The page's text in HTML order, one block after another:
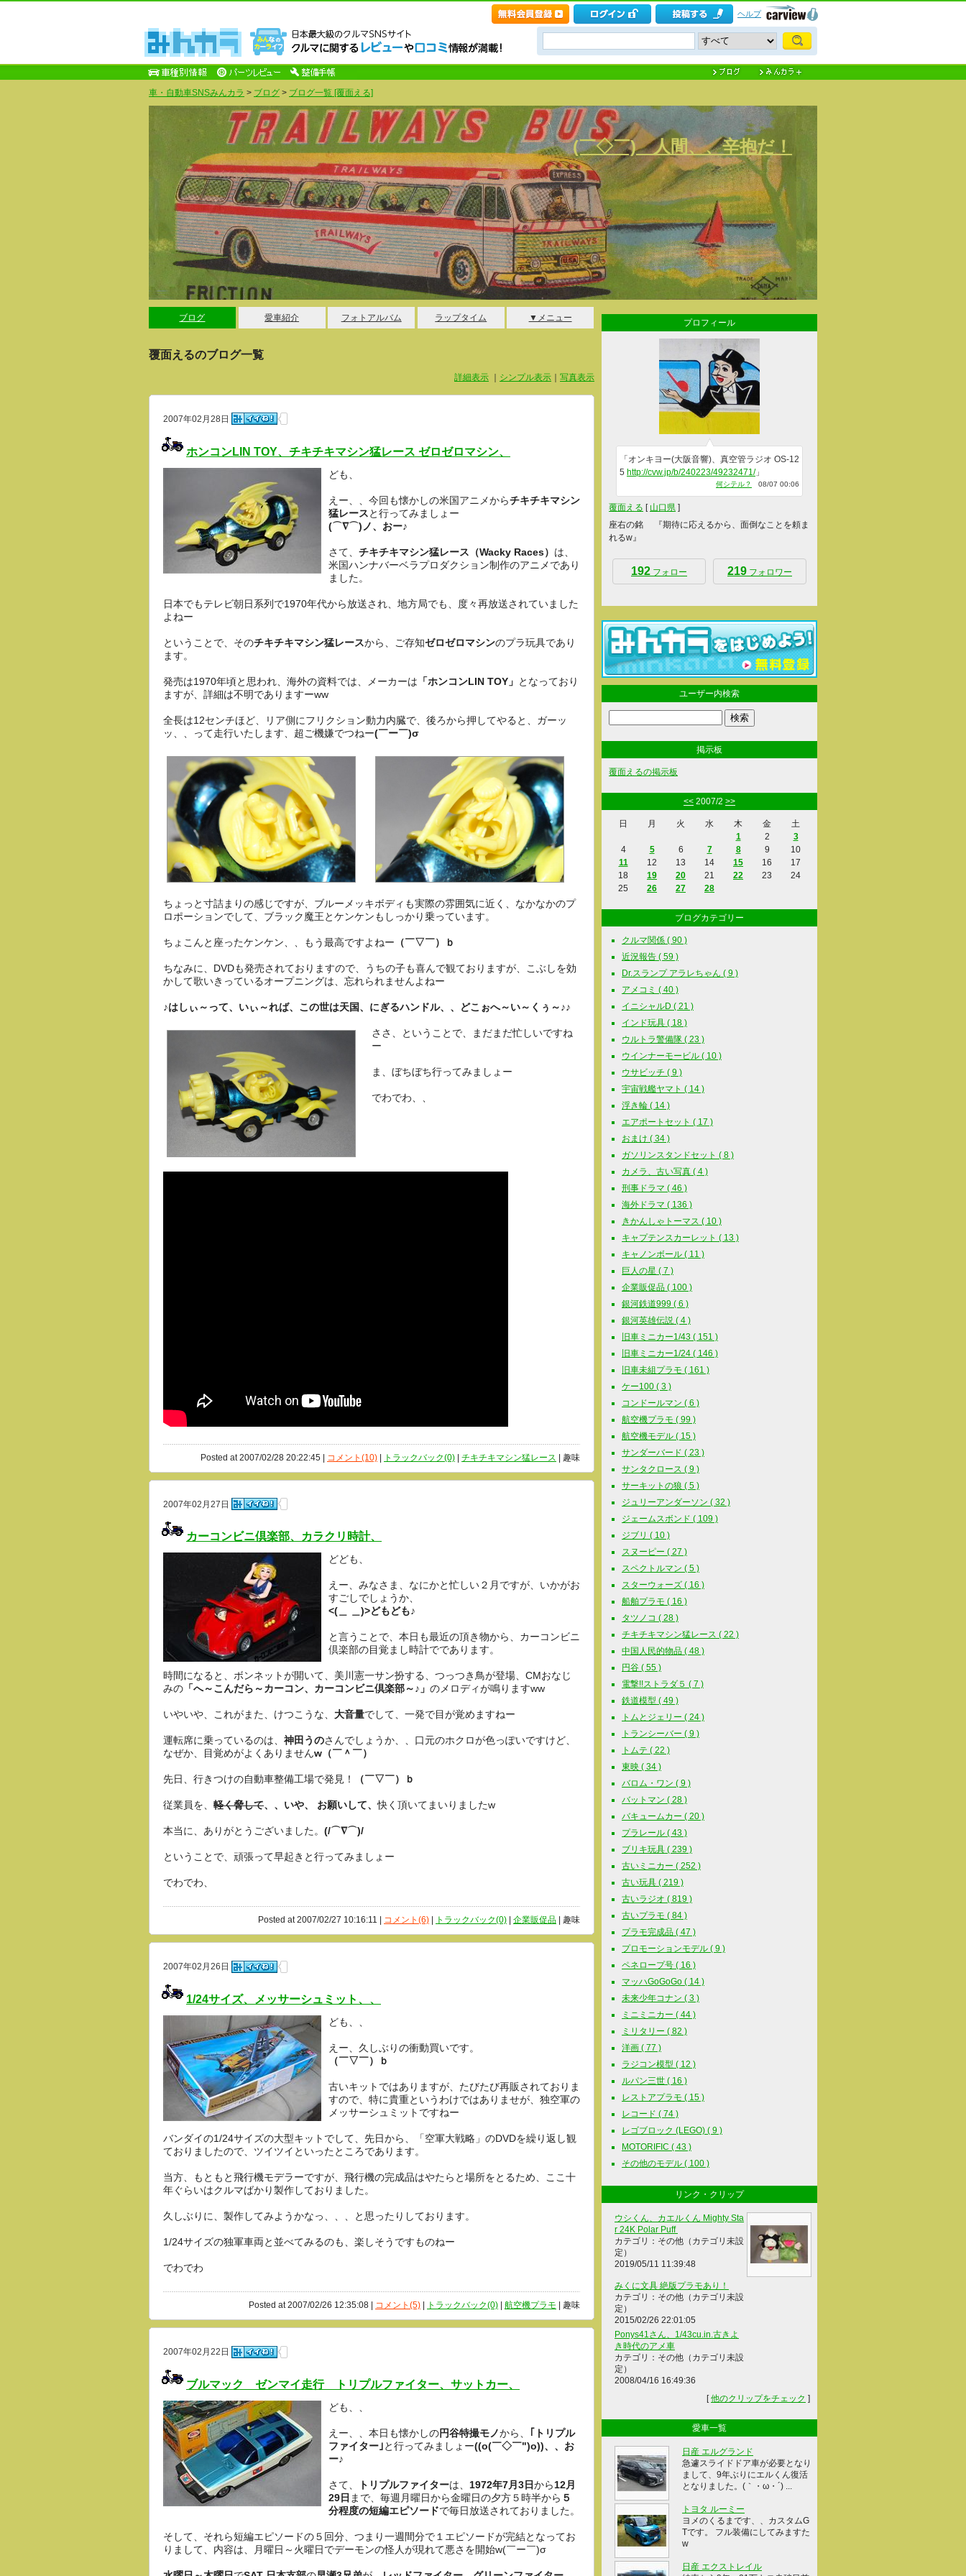
ヘルプ
車・自動車SNSみんカラ > ブログ > ブログ一覧 [覆面える]
(￣◇￣) 人間、、辛抱だ！
ブログ 愛車紹介 フォトアルバム ラップタイム ▼メニュー
覆面えるのブログ一覧
詳細表示 シンプル表示 写真表示
2007年02月28日
ホンコンLIN TOY、チキチキマシン猛レース ゼロゼロマシン、
ども、
えー、、今回も懐かしの米国アニメからチキチキマシン
猛レースと行ってみましょー
(⌒∇⌒)ノ、おー♪
さて、 チキチキマシン猛レース（Wacky Races） は、
米国ハンナバーベラプロダクション制作のアニメであり
ました。
日本でもテレビ朝日系列で1970年代から放送され、地方局でも、度々再放送されていました
よねー
ということで、そのチキチキマシン猛レースから、ご存知ゼロゼロマシンのプラ玩具であり
ます。
発売は1970年頃と思われ、海外の資料では、メーカーは 「ホンコンLIN TOY」 となっており
ますが、詳細は不明でありますーww
全長は12センチほど、リア側にフリクション動力内臓で、後ろから押してやると、ガーッ
ッ、、って走行いたします、超ご機嫌でつねー(￣ー￣)σ
ちょっと寸詰まりの感じですが、ブルーメッキボディも実際の雰囲気に近く、なかなかのプ
ロポーションでして、ブラック魔王とケンケンもしっかり乗っています。
ちょこんと座ったケンケン、、もう最高ですよねー （￣▽￣）ｂ
ちなみに、DVDも発売されておりますので、うちの子も喜んで観ておりますが、こぶしを効
かして歌いきっているオープニングは、忘れられませんよねー
♪はしぃ～って、いぃ～れば、この世は天国、にぎるハンドル、、どこぉへ～い～くぅ～♪♪
ささ、ということで、まだまだ忙しいですね
ー
ま、ぼちぼち行ってみましょー
でわでわ、、
Posted at 2007/02/28 20:22:45 | コメント(10) | トラックバック(0) | チキチキマシン猛レース | 趣味
2007年02月27日
カーコンビニ倶楽部、カラクリ時計、
どども、
えー、みなさま、なにかと忙しい２月ですが、いかがお
すごしでしょうか、
<(＿ ＿)>どもども♪
と言うことで、本日も最近の頂き物から、カーコンビニ
倶楽部の目覚まし時計でであります。
時間になると、ボンネットが開いて、美川憲一サン扮する、つっつき鳥が登場、CMおなじ
みの 「へ～こんだら～カーコン、カーコンビニ倶楽部～♪」 のメロディが鳴りますww
いやいや、これがまた、けつこうな、 大音量でして、一発で目が覚めますねー
運転席に乗っているのは、 神田うのさんでしょうか、、口元のホクロが色っぽいですけど、
なぜか、目覚めがよくありませんw（￣＾￣）
先日、行きつけの自動車整備工場で発見！ （￣▽￣）ｂ
従業員を、 軽く脅して、、いや、 お願いして、快く頂いてまいりましたw
本当に、ありがとうございました。 (/⌒∇⌒)/
ということで、頑張って早起きと行ってみましょー
でわでわ、
Posted at 2007/02/27 10:16:11 | コメント(6) トラックバック(0) 企業販促品 | 趣味
2007年02月26日
1/24サイズ、メッサーシュミット、、
ども、、
えー、久しぶりの衝動買いです。
（￣▽￣）ｂ
古いキットではありますが、たびたび再販されておりま
すので、特に貴重というわけではありませが、独空軍の
メッサーシュミットですねー
バンダイの1/24サイズの大型キットでして、先日から、「空軍大戦略」のDVDを繰り返し観
ておりましたので、ツイツイといったところであります。
当方、もともと飛行機モデラーですが、飛行機の完成品はやたらと場所をとるため、ここ十
年ぐらいはクルマばかり製作しておりました。
久しぶりに、製作してみようかなっ、、、と思ったりしております。
1/24サイズの独軍車両と並べてみるのも、楽しそうですものねー
でわでわ
Posted at 2007/02/26 12:35:08 | コメント(5) トラックバック(0) 航空機プラモ | 趣味
2007年02月22日
ブルマック ゼンマイ走行 トリプルファイター、サットカー、
ども、、
えー、、本日も懐かしの円谷特撮モノから、
｢トリプル
ファイター｣と行ってみましょー((o(￣◇￣")o))、、お
ー♪
さて、 トリプルファイターは、 1972年7月3日から12月
29日 まで、毎週月曜日から金曜日の夕方５時半から ５
分程度の短編エピソードで毎日放送されておりました。
そして、それら短編エピソードの５回分、つまり一週間分で１エピソードが完結となってお
りまして、内容は、月曜日～火曜日でデーモンの怪人が現れて悪さを開始w(￣ー￣)σ
プロフィール
「オンキヨー(大阪音響)、真空管ラジオ OS-12
5 http://cvw.jp/b/240223/49232471/」
何シテル？ 08/07 00:06
覆面える [ 山口県 ]
座右の銘 『期待に応えるから、面倒なことを頼ま
れるw』
192 フォロー 219 フォロワー
ユーザー内検索
掲示板
覆面えるの掲示板
<< 2007/2 >>
日 月 火 水 木 金
土
1
2
3
4
5 6 7 8 9
10
11
12 13 14 15 16
17
18
19 20 21 22 23
24
25
26 27 28
ブログカテゴリー
クルマ関係 ( 90 )
近況報告 ( 59 )
Dr.スランプ アラレちゃん ( 9 )
アメコミ ( 40 )
イニシャルD ( 21 )
インド玩具 ( 18 )
ウルトラ警備隊 ( 23 )
ウインナーモービル ( 10 )
ウサビッチ ( 9 )
宇宙戦艦ヤマト ( 14 )
浮き輪 ( 14 )
エアポートセット ( 17 )
おまけ ( 34 )
ガソリンスタンドセット ( 8 )
カメラ、古い写真 ( 4 )
刑事ドラマ ( 46 )
海外ドラマ ( 136 )
きかんしゃトーマス ( 10 )
キャプテンスカーレット ( 13 )
キャノンボール ( 11 )
巨人の星 ( 7 )
企業販促品 ( 100 )
銀河鉄道999 ( 6 )
銀河英雄伝説 ( 4 )
旧車ミニカー1/43 ( 151 )
旧車ミニカー1/24 ( 146 )
旧車未組プラモ ( 161 )
ケー100 ( 3 )
コンドールマン ( 6 )
航空機プラモ ( 99 )
航空機モデル ( 15 )
サンダーバード ( 23 )
サンタクロース ( 9 )
サーキットの狼 ( 5 )
ジュリーアンダーソン ( 32 )
ジェームスボンド ( 109 )
ジブリ ( 10 )
スヌーピー ( 27 )
スペクトルマン ( 5 )
スターウォーズ ( 16 )
船舶プラモ ( 16 )
タツノコ ( 28 )
チキチキマシン猛レース ( 22 )
中国人民的物品 ( 48 )
円谷 ( 55 )
電撃!!ストラダ５ ( 7 )
鉄道模型 ( 49 )
トムとジェリー ( 24 )
トランシーバー ( 9 )
トムテ ( 22 )
東映 ( 34 )
バロム・ワン ( 9 )
バットマン ( 28 )
バキュームカー ( 20 )
プラレール ( 43 )
ブリキ玩具 ( 239 )
古いミニカー ( 252 )
古い玩具 ( 219 )
古いラジオ ( 819 )
古いプラモ ( 84 )
プラモ完成品 ( 47 )
プロモーションモデル ( 9 )
ペネロープ号 ( 16 )
マッハGoGoGo ( 14 )
未来少年コナン ( 3 )
ミニミニカー ( 44 )
ミリタリー ( 82 )
洋画 ( 77 )
ラジコン模型 ( 12 )
ルパン三世 ( 16 )
レストアプラモ ( 15 )
レコード ( 74 )
レゴブロック (LEGO) ( 9 )
MOTORIFIC ( 43 )
その他のモデル ( 100 )
リンク・クリップ
ウシくん、カエルくん Mighty Sta
r 24K Polar Puff
カテゴリ：その他（カテゴリ未設
定）
2019/05/11 11:39:48
みくに文具 絶版プラモあり！
カテゴリ：その他（カテゴリ未設
定）
2015/02/26 22:01:05
Ponys41さん、1/43cu.in.古きよ
き時代のアメ車
カテゴリ：その他（カテゴリ未設
定）
2008/04/16 16:49:36
[他のクリップをチェック ]
愛車一覧
日産 エルグランド
急遽スライドドア車が必要となり
まして、9年ぶりにエルくん復活
となりました。(｀・ω・´) ...
トヨタ ルーミー
ヨメのくるまです、、カスタムG
Tです。 フル装備にしてみますた
w
日産 エクストレイル